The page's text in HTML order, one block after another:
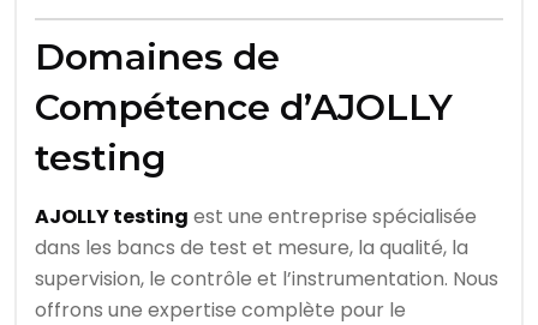
Domaines de
Compétence d’AJOLLY
testing
AJOLLY testing est une entreprise spécialisée
dans les bancs de test et mesure, la qualité, la
supervision, le contrôle et l’instrumentation. Nous
offrons une expertise complète pour le